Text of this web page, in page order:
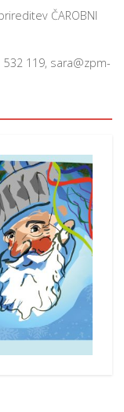
ČAROBNI
119, sara@zpm-